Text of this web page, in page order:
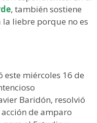
, también sostiene
la liebre porque no es
miércoles 16 de
Baridón, resolvió
de amparo